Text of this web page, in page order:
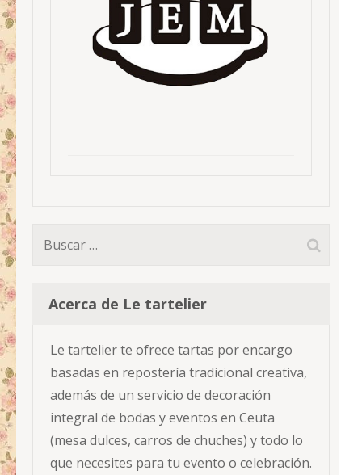
Buscar:
Acerca de Le tartelier
Le tartelier te ofrece tartas por encargo
basadas en repostería tradicional creativa,
además de un servicio de decoración
integral de bodas y eventos en Ceuta
(mesa dulces, carros de chuches) y todo lo
que necesites para tu evento o celebración.